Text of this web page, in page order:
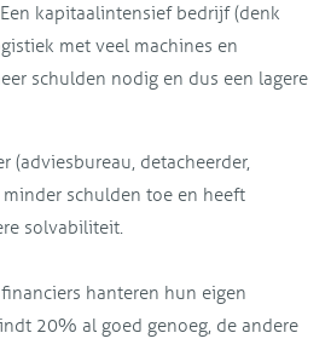
kapitaalintensief bedrijf (denk
met veel machines en
schulden nodig en dus een lagere
(adviesbureau, detacheerder,
schulden toe en heeft
solvabiliteit.
hanteren hun eigen
20% al goed genoeg, de andere